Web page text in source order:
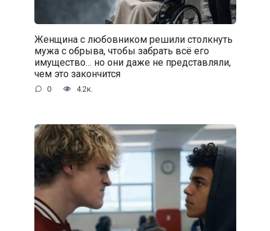
Женщина с любовником решили столкнуть
мужа с обрыва, чтобы забрать всё его
имущество… но они даже не представляли,
чем это закончится
0 4.2к.